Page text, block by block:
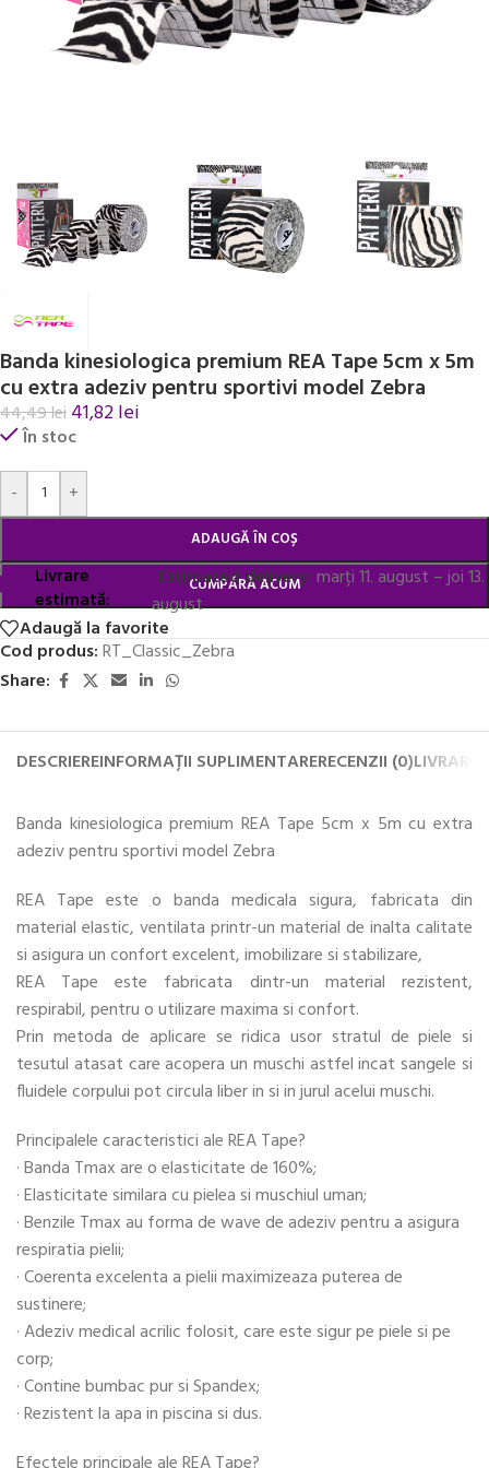
Banda kinesiologica premium REA Tape 5cm x 5m
cu extra adeziv pentru sportivi model Zebra
44,49lei41,82lei
În stoc
-
+
ADAUGĂ ÎN COȘ
CUMPĂRĂ ACUM
Alternative:
Livrare
estimată:
Estimated delivery:marți 11. august – joi 13.
august
Adaugă la favorite
Cod produs:RT_Classic_Zebra
Share:
DESCRIEREINFORMAȚII SUPLIMENTARERECENZII (0)LIVRARE
Banda kinesiologica premium REA Tape 5cm x 5m cu extra
adeziv pentru sportivi model Zebra
REA Tape este o banda medicala sigura, fabricata din
material elastic, ventilata printr-un material de inalta calitate
si asigura un confort excelent, imobilizare si stabilizare,
REA Tape este fabricata dintr-un material rezistent,
respirabil, pentru o utilizare maxima si confort.
Prin metoda de aplicare se ridica usor stratul de piele si
tesutul atasat care acopera un muschi astfel incat sangele si
fluidele corpului pot circula liber in si in jurul acelui muschi.
Principalele caracteristici ale REA Tape?
· Banda Tmax are o elasticitate de 160%;
· Elasticitate similara cu pielea si muschiul uman;
· Benzile Tmax au forma de wave de adeziv pentru a asigura
respiratia pielii;
· Coerenta excelenta a pielii maximizeaza puterea de
sustinere;
· Adeziv medical acrilic folosit, care este sigur pe piele si pe
corp;
· Contine bumbac pur si Spandex;
· Rezistent la apa in piscina si dus.